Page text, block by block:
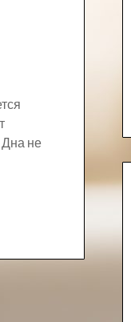
Дна не